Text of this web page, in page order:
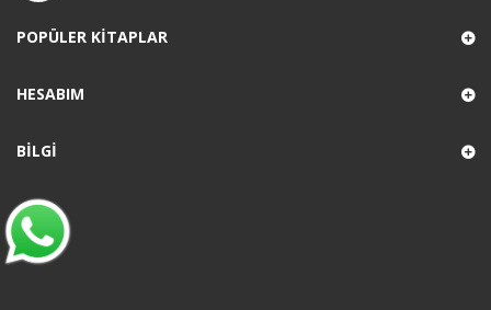
POPÜLER KITAPLAR
HESABIM
BILGI